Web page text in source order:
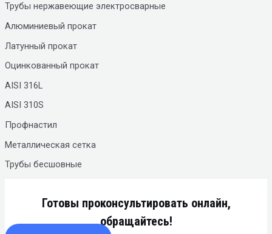
Трубы нержавеющие электросварные
Алюминиевый прокат
Латунный прокат
Оцинкованный прокат
AISI 316L
AISI 310S
Профнастил
Металлическая сетка
Трубы бесшовные
Готовы проконсультировать онлайн,
обращайтесь!